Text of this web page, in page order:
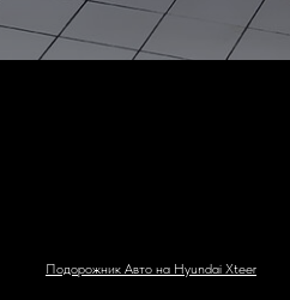
Подорожник Авто на Hyundai Xteer